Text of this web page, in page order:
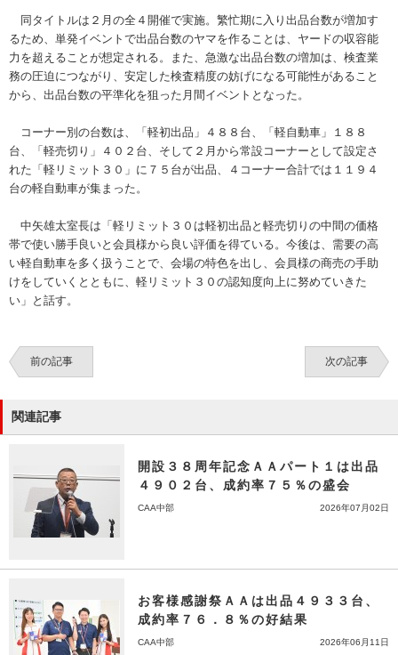
同タイトルは２月の全４開催で実施。繁忙期に入り出品台数が増加す
るため、単発イベントで出品台数のヤマを作ることは、ヤードの収容能
力を超えることが想定される。また、急激な出品台数の増加は、検査業
務の圧迫につながり、安定した検査精度の妨げになる可能性があること
から、出品台数の平準化を狙った月間イベントとなった。
コーナー別の台数は、「軽初出品」４８８台、「軽自動車」１８８
台、「軽売切り」４０２台、そして２月から常設コーナーとして設定さ
れた「軽リミット３０」に７５台が出品、４コーナー合計では１１９４
台の軽自動車が集まった。
中矢雄太室長は「軽リミット３０は軽初出品と軽売切りの中間の価格
帯で使い勝手良いと会員様から良い評価を得ている。今後は、需要の高
い軽自動車を多く扱うことで、会場の特色を出し、会員様の商売の手助
けをしていくとともに、軽リミット３０の認知度向上に努めていきた
い」と話す。
前の記事 次の記事
関連記事
開設３８周年記念ＡＡパート１は出品
４９０２台、成約率７５％の盛会
CAA中部 2026年07月02日
お客様感謝祭ＡＡは出品４９３３台、
成約率７６．８％の好結果
CAA中部 2026年06月11日